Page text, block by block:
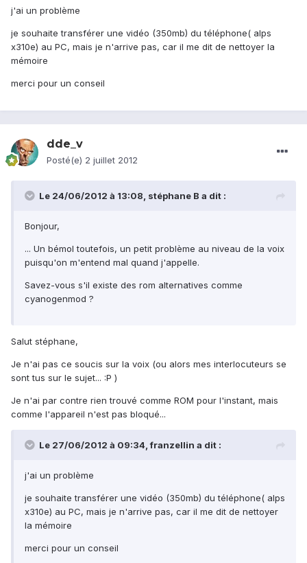
j'ai un problème
je souhaite transférer une vidéo (350mb) du téléphone( alps
x310e) au PC, mais je n'arrive pas, car il me dit de nettoyer la
mémoire
merci pour un conseil
dde_v
Posté(e) 2 juillet 2012
Le 24/06/2012 à 13:08, stéphane B a dit :
Bonjour,
... Un bémol toutefois, un petit problème au niveau de la voix
puisqu'on m'entend mal quand j'appelle.
Savez-vous s'il existe des rom alternatives comme
cyanogenmod ?
Salut stéphane,
Je n'ai pas ce soucis sur la voix (ou alors mes interlocuteurs se
sont tus sur le sujet... :P )
Je n'ai par contre rien trouvé comme ROM pour l'instant, mais
comme l'appareil n'est pas bloqué...
Le 27/06/2012 à 09:34, franzellin a dit :
j'ai un problème
je souhaite transférer une vidéo (350mb) du téléphone( alps
x310e) au PC, mais je n'arrive pas, car il me dit de nettoyer
la mémoire
merci pour un conseil